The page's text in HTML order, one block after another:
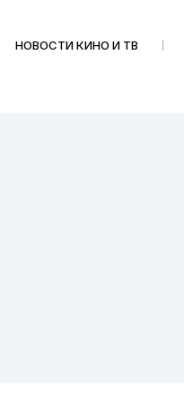
НОВОСТИ КИНО И ТВ